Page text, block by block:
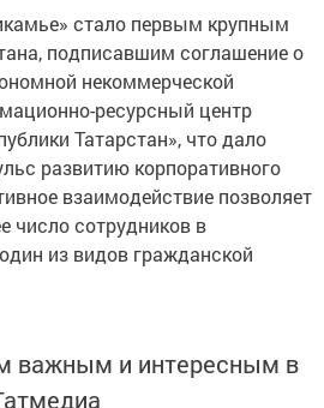
стало первым крупным
подписавшим соглашение о
некоммерческой
ресурсный центр
Татарстан», что дало
развитию корпоративного
взаимодействие позволяет
число сотрудников в
из видов гражданской
важным и интересным в